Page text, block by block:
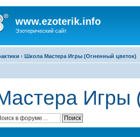
www.ezoterik.info
Эзотерический сайт
‹ Школа Мастера Игры (Огненный цветок)
Игры